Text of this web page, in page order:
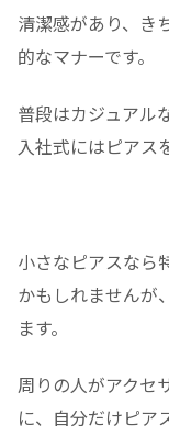
清潔感があり、き
的なマナーです。
普段はカジュアル
入社式にはピアス
小さなピアスなら
かもしれませんが
ます。
周りの人がアクセ
に、自分だけピア